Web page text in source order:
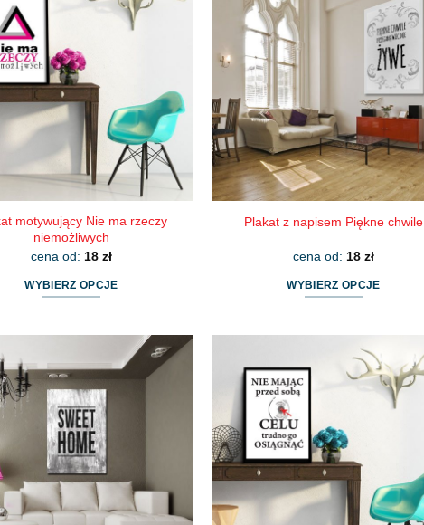
wariantów.
można
wybrać
stronie
produktu
wariantów.
wybrać
stronie
produktu
motywujący Nie ma rzeczy
niemożliwych
cena od: 18 zł
WYBIERZ OPCJE
wiele
wariantów.
Opcje
można
wybrać
na
stronie
produktu
Plakat z napisem Piękne chwile
cena od: 18 zł
WYBIERZ OPCJE
wiele
wariantów.
można
wybrać
stronie
produktu